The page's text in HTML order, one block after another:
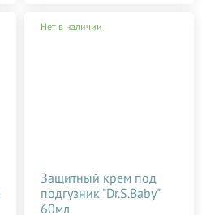
Нет в наличии
Защитный крем под
подгузник "Dr.S.Baby"
60мл